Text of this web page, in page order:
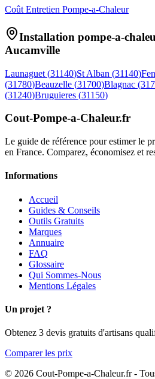
Coût Entretien Pompe-a-Chaleur
Installation pompe-a-
Aucamville
Launaguet (31140)St Alban (31140)
(31780)Beauzelle (31700)Blagnac (
(31240)Bruguieres (31150)
Cout-Pompe-a-Chaleur.fr
Le guide de référence pour estimer le
en France. Comparez, économisez et
Informations
Accueil
Guides & Conseils
Outils Gratuits
Marques
Annuaire
FAQ
Glossaire
Qui Sommes-Nous
Mentions Légales
Un projet ?
Obtenez 3 devis gratuits d'artisans
Comparer les prix
© 2026 Cout-Pompe-a-Chaleur.fr -